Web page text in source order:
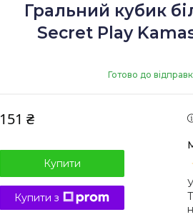
Гральний кубик
Secret Play
Готово до
151 ₴
Купити
Купити з